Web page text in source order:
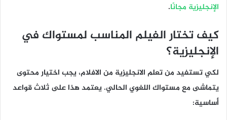
الإنجليزية مجانًا.
كيف تختار الفيلم المناسب لمستواك في
الإنجليزية؟
لكي تستفيد من تعلم الانجليزية من الافلام، يجب اختيار محتوى
يتماشى مع مستواك اللغوي الحالي. يعتمد هذا على ثلاث قواعد
أساسية: